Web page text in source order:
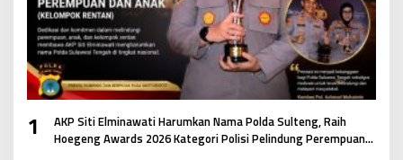
1
AKP Siti Elminawati Harumkan Nama Polda Sulteng, Raih
Hoegeng Awards 2026 Kategori Polisi Pelindung Perempuan